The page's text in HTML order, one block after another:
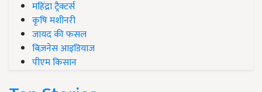
महिंद्रा ट्रैक्टर्स
कृषि मशीनरी
जायद की फसल
बिज़नेस आइडियाज
पीएम किसान